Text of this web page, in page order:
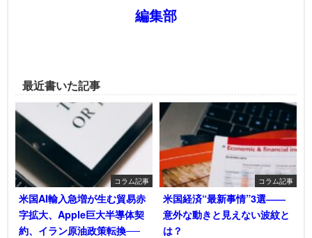
編集部
最近書いた記事
コラム記事
米国AI輸入急増が生む貿易赤
字拡大、Apple巨大半導体契
約、イラン原油政策転換──
コラム記事
米国経済“最新事情”3選――
意外な動きと見えない波紋と
は？